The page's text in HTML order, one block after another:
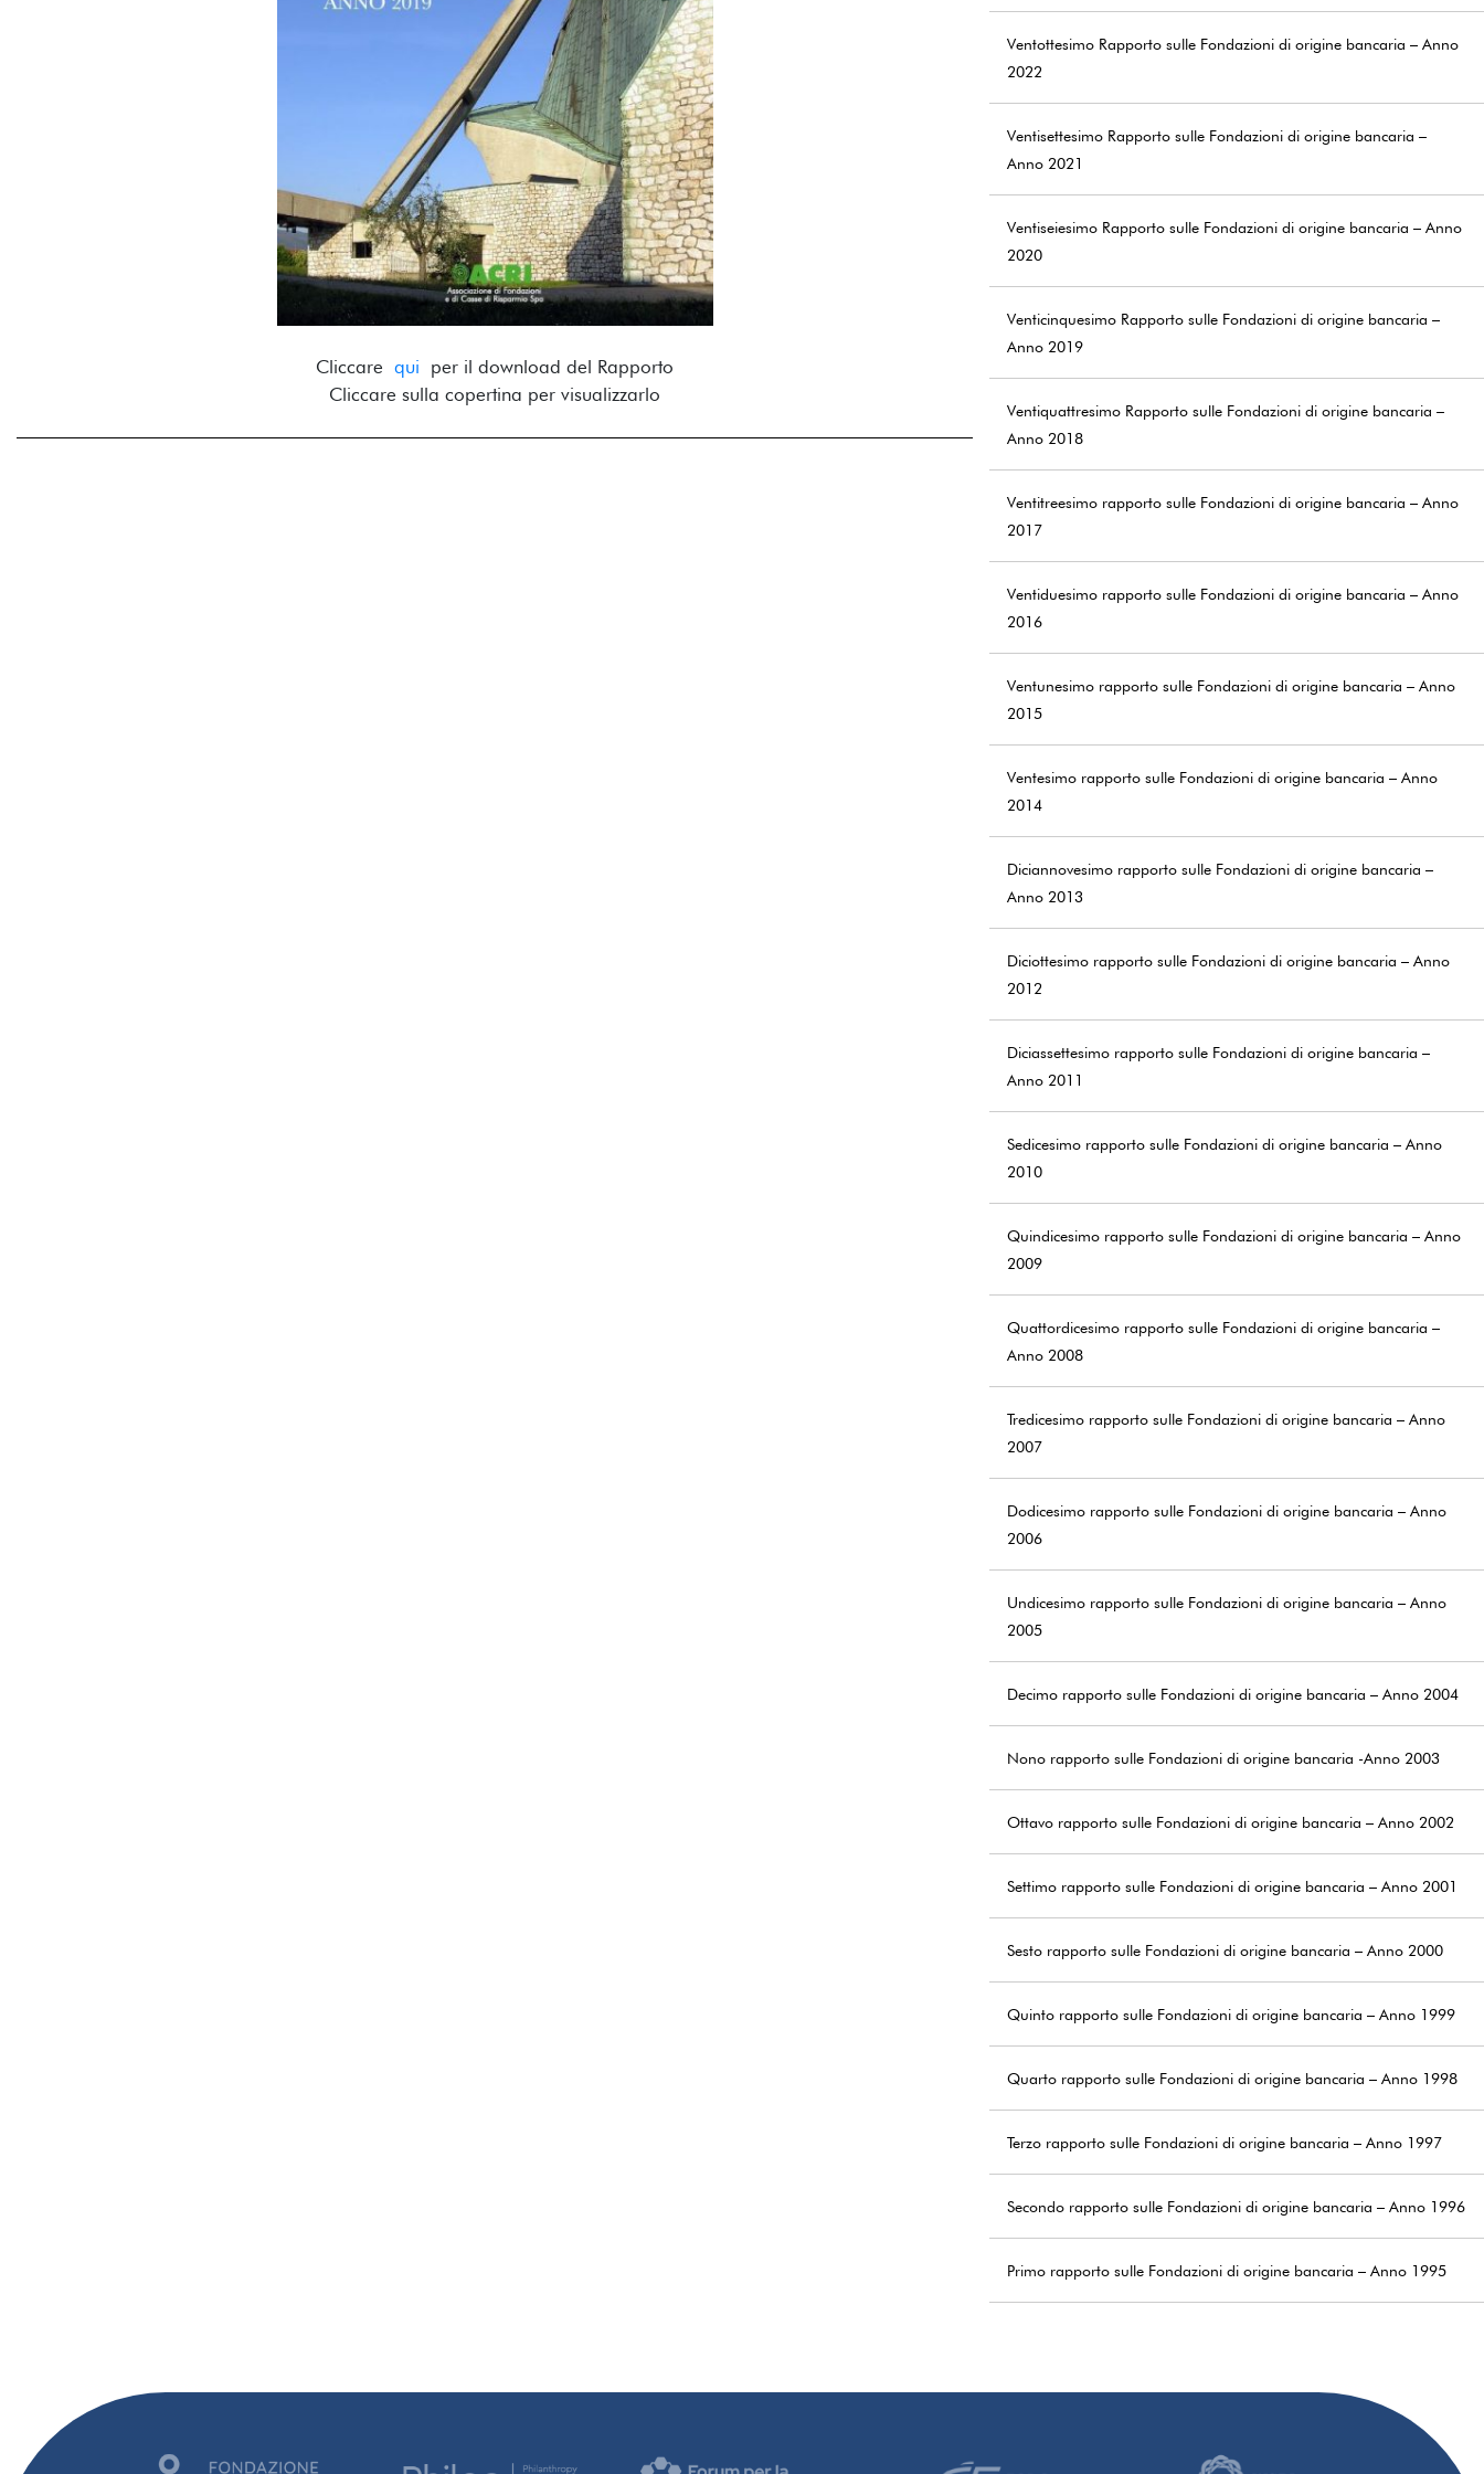
Cliccare qui per il download del Rapporto
Cliccare sulla copertina per visualizzarlo
Ventottesimo Rapporto sulle Fondazioni di origine bancaria – Anno
2022
Ventisettesimo Rapporto sulle Fondazioni di origine bancaria –
Anno 2021
Ventiseiesimo Rapporto sulle Fondazioni di origine bancaria – Anno
2020
Venticinquesimo Rapporto sulle Fondazioni di origine bancaria –
Anno 2019
Ventiquattresimo Rapporto sulle Fondazioni di origine bancaria –
Anno 2018
Ventitreesimo rapporto sulle Fondazioni di origine bancaria – Anno
2017
Ventiduesimo rapporto sulle Fondazioni di origine bancaria – Anno
2016
Ventunesimo rapporto sulle Fondazioni di origine bancaria – Anno
2015
Ventesimo rapporto sulle Fondazioni di origine bancaria – Anno
2014
Diciannovesimo rapporto sulle Fondazioni di origine bancaria –
Anno 2013
Diciottesimo rapporto sulle Fondazioni di origine bancaria – Anno
2012
Diciassettesimo rapporto sulle Fondazioni di origine bancaria –
Anno 2011
Sedicesimo rapporto sulle Fondazioni di origine bancaria – Anno
2010
Quindicesimo rapporto sulle Fondazioni di origine bancaria – Anno
2009
Quattordicesimo rapporto sulle Fondazioni di origine bancaria –
Anno 2008
Tredicesimo rapporto sulle Fondazioni di origine bancaria – Anno
2007
Dodicesimo rapporto sulle Fondazioni di origine bancaria – Anno
2006
Undicesimo rapporto sulle Fondazioni di origine bancaria – Anno
2005
Decimo rapporto sulle Fondazioni di origine bancaria – Anno 2004
Nono rapporto sulle Fondazioni di origine bancaria -Anno 2003
Ottavo rapporto sulle Fondazioni di origine bancaria – Anno 2002
Settimo rapporto sulle Fondazioni di origine bancaria – Anno 2001
Sesto rapporto sulle Fondazioni di origine bancaria – Anno 2000
Quinto rapporto sulle Fondazioni di origine bancaria – Anno 1999
Quarto rapporto sulle Fondazioni di origine bancaria – Anno 1998
Terzo rapporto sulle Fondazioni di origine bancaria – Anno 1997
Secondo rapporto sulle Fondazioni di origine bancaria – Anno 1996
Primo rapporto sulle Fondazioni di origine bancaria – Anno 1995